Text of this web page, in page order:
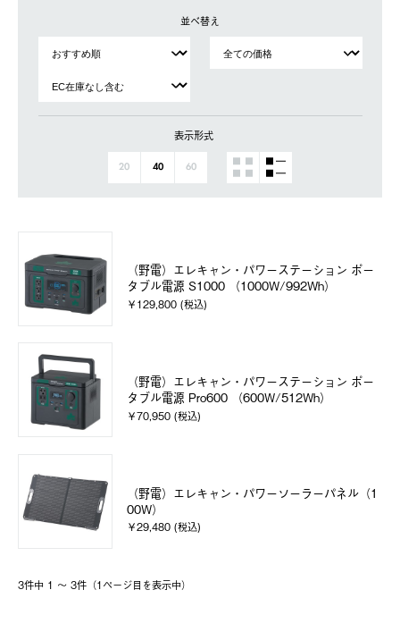
並べ替え
表示形式
20 40 60
（野電）エレキャン・パワーステーション ポー
タブル電源 S1000 （1000W/992Wh）
￥129,800 (税込)
（野電）エレキャン・パワーステーション ポー
タブル電源 Pro600 （600W/512Wh）
￥70,950 (税込)
（野電）エレキャン・パワーソーラーパネル（1
00W）
￥29,480 (税込)
3件中 1 〜 3件（1ページ⽬を表⽰中）